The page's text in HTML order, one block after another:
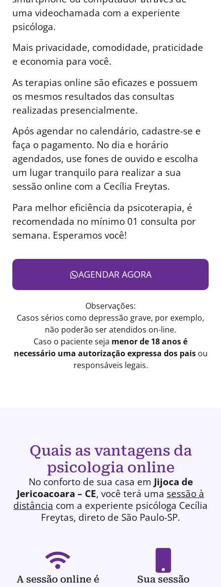
uma videochamada com a experiente
psicóloga.
Mais privacidade, comodidade, praticidade
e economia para você.
As terapias online são eficazes e possuem
os mesmos resultados das consultas
realizadas presencialmente.
Após agendar no calendário, cadastre-se e
faça o pagamento. No dia e horário
agendados, use fones de ouvido e escolha
um lugar tranquilo para realizar a sua
sessão online com a Cecília Freytas.
Para melhor eficiência da psicoterapia, é
recomendada no mínimo 01 consulta por
semana. Esperamos você!
AGENDAR AGORA
Observações:
Casos sérios como depressão grave, por exemplo,
não poderão ser atendidos on-line.
Caso o paciente seja menor de 18 anos é
necessário uma autorização expressa dos paisou
responsáveis legais.
Quais as vantagens da
psicologia online
No conforto de sua casa em Jijoca de
Jericoacoara – CE, você terá uma sessão à
distância com a experiente psicóloga Cecília
Freytas, direto de São Paulo-SP.
A sessão online é
Sua sessão